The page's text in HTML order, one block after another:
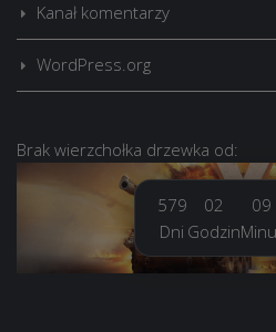
Kanał komentarzy
WordPress.org
Brak wierzchołka drzewka od:
579
Dni
02
Godzin
09